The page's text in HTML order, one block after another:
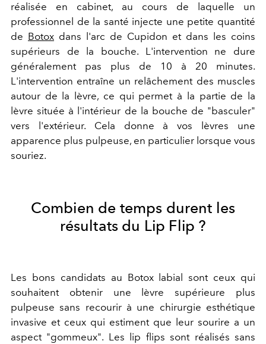
réalisée en cabinet, au cours de laquelle un
professionnel de la santé injecte une petite quantité
de Botox dans l'arc de Cupidon et dans les coins
supérieurs de la bouche. L'intervention ne dure
généralement pas plus de 10 à 20 minutes.
L'intervention entraîne un relâchement des muscles
autour de la lèvre, ce qui permet à la partie de la
lèvre située à l'intérieur de la bouche de "basculer"
vers l'extérieur. Cela donne à vos lèvres une
apparence plus pulpeuse, en particulier lorsque vous
souriez.
Combien de temps durent les
résultats du Lip Flip ?
Les bons candidats au Botox labial sont ceux qui
souhaitent obtenir une lèvre supérieure plus
pulpeuse sans recourir à une chirurgie esthétique
invasive et ceux qui estiment que leur sourire a un
aspect "gommeux". Les lip flips sont réalisés sans